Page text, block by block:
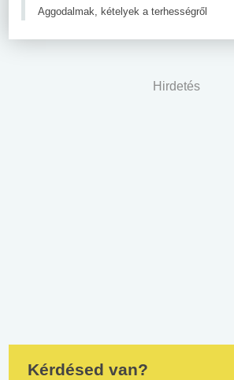
Aggodalmak, kételyek a terhességről
Hirdetés
Kérdésed van?